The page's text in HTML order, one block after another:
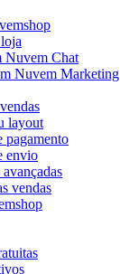
Nuvem Chat
Nuvem Marketing
layout
pagamento
envio
vendas